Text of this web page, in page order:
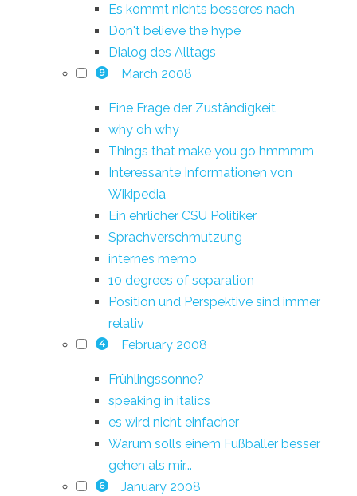
Es kommt nichts besseres nach
Don't believe the hype
Dialog des Alltags
9 March 2008
Eine Frage der Zuständigkeit
why oh why
Things that make you go hmmmm
Interessante Informationen von
Wikipedia
Ein ehrlicher CSU Politiker
Sprachverschmutzung
internes memo
10 degrees of separation
Position und Perspektive sind immer
relativ
4 February 2008
Frühlingssonne?
speaking in italics
es wird nicht einfacher
Warum solls einem Fußballer besser
gehen als mir...
6 January 2008